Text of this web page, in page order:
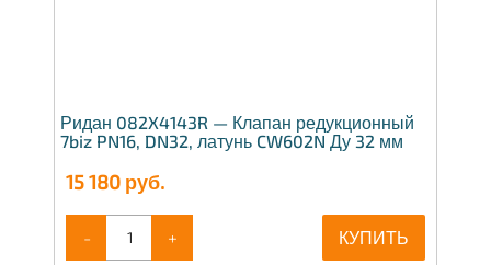
Ридан 082X4143R — Клапан редукционный
7biz PN16, DN32, латунь CW602N Ду 32 мм
15 180 руб.
- + КУПИТЬ